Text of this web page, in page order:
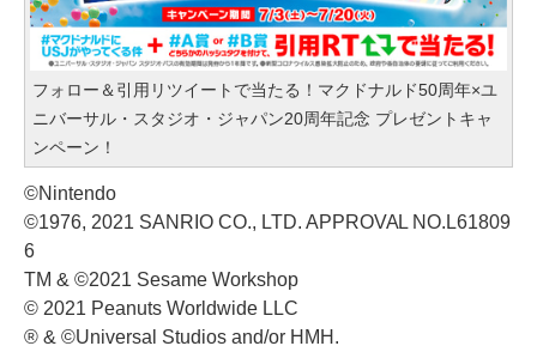
フォロー＆引用リツイートで当たる！マクドナルド50周年×ユ
ニバーサル・スタジオ・ジャパン20周年記念 プレゼントキャ
ンペーン！
©Nintendo
©1976, 2021 SANRIO CO., LTD. APPROVAL NO.L61809
6
TM & ©2021 Sesame Workshop
© 2021 Peanuts Worldwide LLC
® & ©Universal Studios and/or HMH.